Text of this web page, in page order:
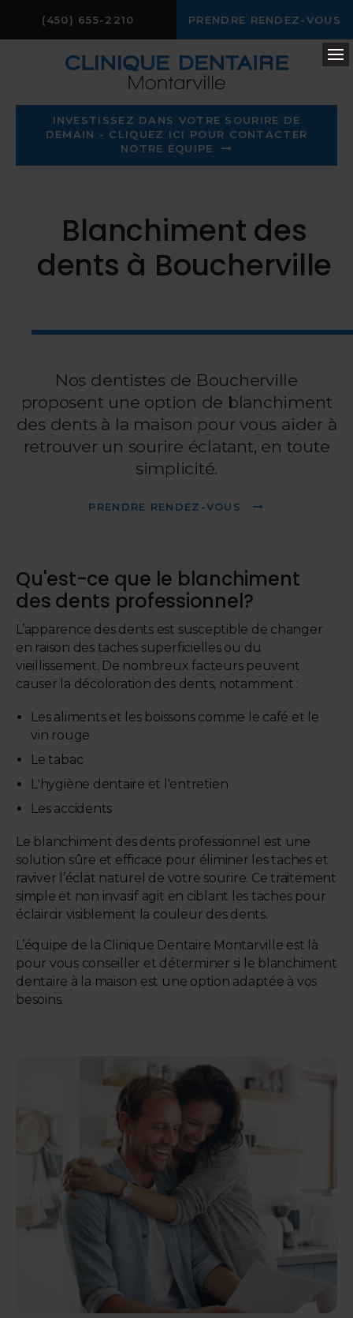
(450) 655-2210 PRENDRE RENDEZ-VOUS
INVESTISSEZ DANS VOTRE SOURIRE DE
DEMAIN - CLIQUEZ ICI POUR CONTACTER
NOTRE ÉQUIPE
Blanchiment des
dents à Boucherville
Nos dentistes de Boucherville
proposent une option de blanchiment
des dents à la maison pour vous aider à
retrouver un sourire éclatant, en toute
simplicité.
PRENDRE RENDEZ-VOUS
Qu'est-ce que le blanchiment
des dents professionnel?
L’apparence des dents est susceptible de changer
en raison des taches superficielles ou du
vieillissement. De nombreux facteurs peuvent
causer la décoloration des dents, notamment :
Les aliments et les boissons comme le café et le
vin rouge
Le tabac
L'hygiène dentaire et l'entretien
Les accidents
Le blanchiment des dents professionnel est une
solution sûre et efficace pour éliminer les taches et
raviver l’éclat naturel de votre sourire. Ce traitement
simple et non invasif agit en ciblant les taches pour
éclaircir visiblement la couleur des dents.
L’équipe de la Clinique Dentaire Montarville est là
pour vous conseiller et déterminer si le blanchiment
dentaire à la maison est une option adaptée à vos
besoins.